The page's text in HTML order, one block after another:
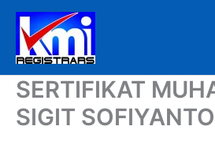
Skip
content
SERTIFIKAT
SIGIT SOFIYANTO